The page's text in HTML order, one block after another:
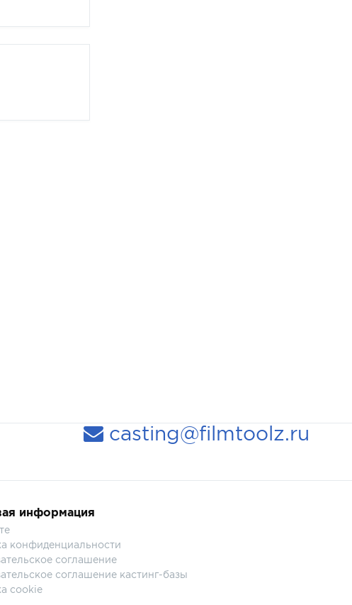
casting@filmtoolz.ru
информация
конфиденциальности
соглашение
соглашение кастинг-базы
cookie